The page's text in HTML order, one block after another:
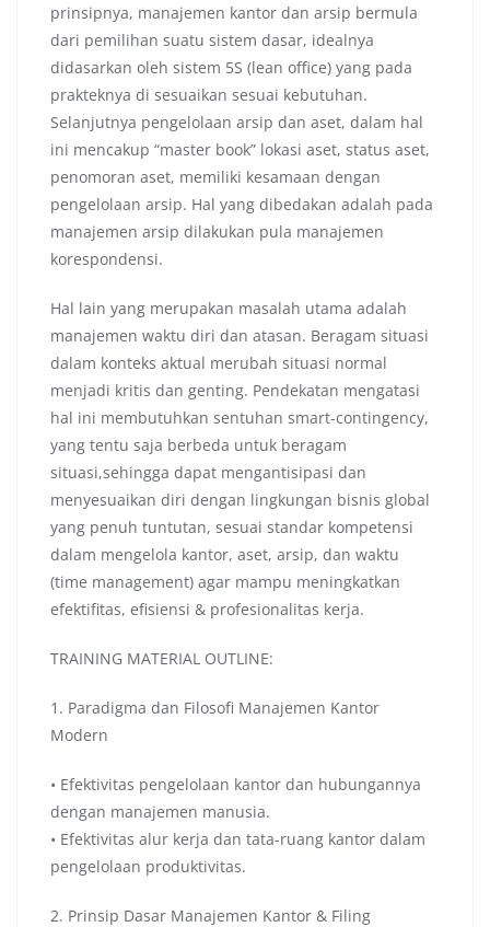
prinsipnya, manajemen kantor dan arsip bermula
dari pemilihan suatu sistem dasar, idealnya
didasarkan oleh sistem 5S (lean office) yang pada
prakteknya di sesuaikan sesuai kebutuhan.
Selanjutnya pengelolaan arsip dan aset, dalam hal
ini mencakup “master book” lokasi aset, status aset,
penomoran aset, memiliki kesamaan dengan
pengelolaan arsip. Hal yang dibedakan adalah pada
manajemen arsip dilakukan pula manajemen
korespondensi.
Hal lain yang merupakan masalah utama adalah
manajemen waktu diri dan atasan. Beragam situasi
dalam konteks aktual merubah situasi normal
menjadi kritis dan genting. Pendekatan mengatasi
hal ini membutuhkan sentuhan smart-contingency,
yang tentu saja berbeda untuk beragam
situasi,sehingga dapat mengantisipasi dan
menyesuaikan diri dengan lingkungan bisnis global
yang penuh tuntutan, sesuai standar kompetensi
dalam mengelola kantor, aset, arsip, dan waktu
(time management) agar mampu meningkatkan
efektifitas, efisiensi & profesionalitas kerja.
TRAINING MATERIAL OUTLINE:
1. Paradigma dan Filosofi Manajemen Kantor
Modern
• Efektivitas pengelolaan kantor dan hubungannya
dengan manajemen manusia.
• Efektivitas alur kerja dan tata-ruang kantor dalam
pengelolaan produktivitas.
2. Prinsip Dasar Manajemen Kantor & Filing